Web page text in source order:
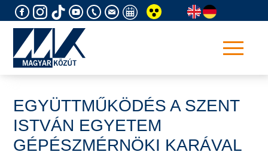
to
EGYÜTTMŰKÖDÉS A SZENT
ISTVÁN EGYETEM
GÉPÉSZMÉRNÖKI KARÁVAL